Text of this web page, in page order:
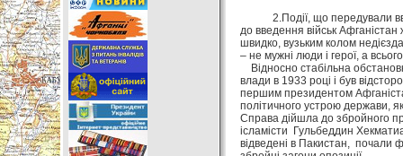
2.Події, що передували
до введення військ
швидко, вузьким колом
– не мужні люди і герої, а
Відносно стабільна
влади в 1933 році і був
першим президентом
політичного устрою держави,
Справа дійшла до збройного
ісламісти Гульбеддин
відведені в Пакистан, почали